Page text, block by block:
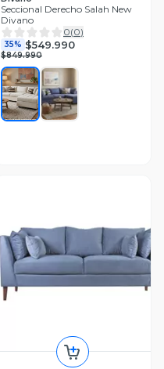
Seccional Derecho Salah New
Divano
0(0)
35% $549.990
$849.990